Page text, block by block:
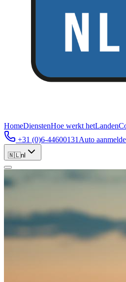
HomeDienstenHoe werkt hetLanden
+31 (0)6-44600131 Auto
🇳🇱nl